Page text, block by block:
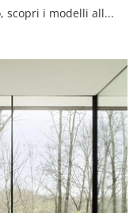
Se desideri tavoli moderni da pranzo, scopri i modelli allungabili di Sangiacomo: clicca e scopri il modello Desco Rovere Carbone in legno.